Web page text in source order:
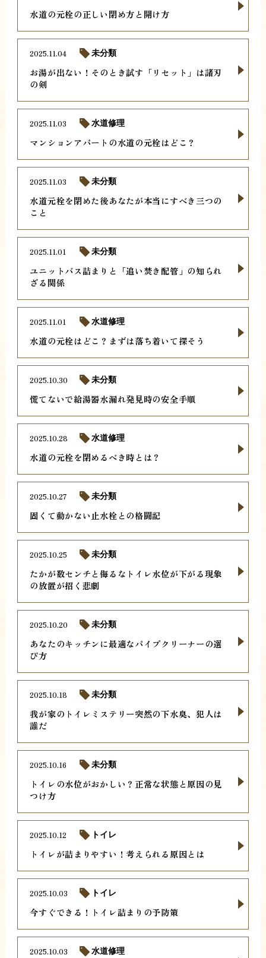
水道の元栓の正しい閉め方と開け方
お湯が出ない！そのとき試す「リセット」は諸刃
の剣
2025.11.04 未分類
マンションアパートの水道の元栓はどこ？
2025.11.03 水道修理
水道元栓を閉めた後あなたが本当にすべき三つの
こと
2025.11.03 未分類
ユニットバス詰まりと「追い焚き配管」の知られ
ざる関係
2025.11.01 未分類
水道の元栓はどこ？まずは落ち着いて探そう
2025.11.01 水道修理
慌てないで給湯器水漏れ発見時の安全手順
2025.10.30 未分類
水道の元栓を閉めるべき時とは？
2025.10.28 水道修理
固くて動かない止水栓との格闘記
2025.10.27 未分類
たかが数センチと侮るなトイレ水位が下がる現象
の放置が招く悲劇
2025.10.25 未分類
あなたのキッチンに最適なパイプクリーナーの選
び方
2025.10.20 未分類
我が家のトイレミステリー突然の下水臭、犯人は
誰だ
2025.10.18 未分類
トイレの水位がおかしい？正常な状態と原因の見
つけ方
2025.10.16 未分類
トイレが詰まりやすい！考えられる原因とは
2025.10.12 トイレ
今すぐできる！トイレ詰まりの予防策
2025.10.03 トイレ
2025.10.03 水道修理